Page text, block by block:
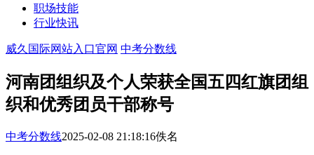
职场技能
行业快讯
威久国际网站入口官网 中考分数线
河南团组织及个人荣获全国五四红旗团组
织和优秀团员干部称号
中考分数线2025-02-08 21:18:16佚名